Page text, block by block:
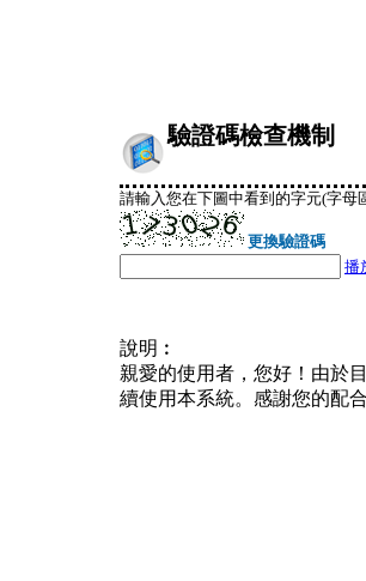
驗證碼檢查機制
請輸入您在下圖中看到的字元(字母
更換驗證碼
播
說明︰
親愛的使用者，您好！由於
續使用本系統。感謝您的配合